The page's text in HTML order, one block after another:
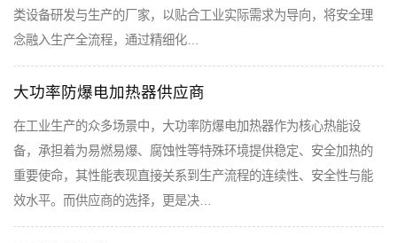
类设备研发与生产的厂家，以贴合工业实际需求为导向，将安全理
念融入生产全流程，通过精细化…
大功率防爆电加热器供应商
在工业生产的众多场景中，大功率防爆电加热器作为核心热能设
备，承担着为易燃易爆、腐蚀性等特殊环境提供稳定、安全加热的
重要使命，其性能表现直接关系到生产流程的连续性、安全性与能
效水平。而供应商的选择，更是决…